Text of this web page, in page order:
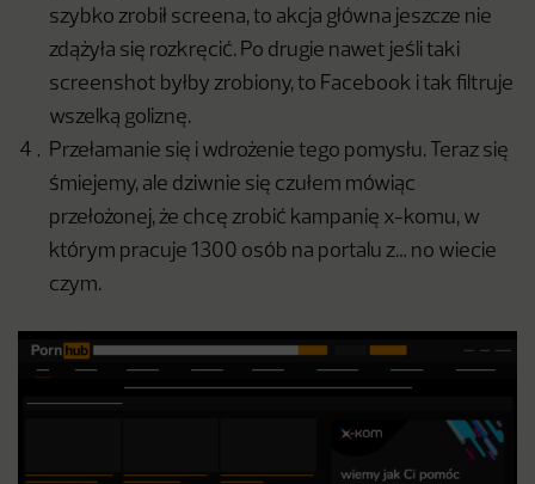
szybko zrobił screena, to akcja główna jeszcze nie
zdążyła się rozkręcić. Po drugie nawet jeśli taki
screenshot byłby zrobiony, to Facebook i tak filtruje
wszelką goliznę.
Przełamanie się i wdrożenie tego pomysłu. Teraz się
śmiejemy, ale dziwnie się czułem mówiąc
przełożonej, że chcę zrobić kampanię x-komu, w
którym pracuje 1300 osób na portalu z… no wiecie
czym.